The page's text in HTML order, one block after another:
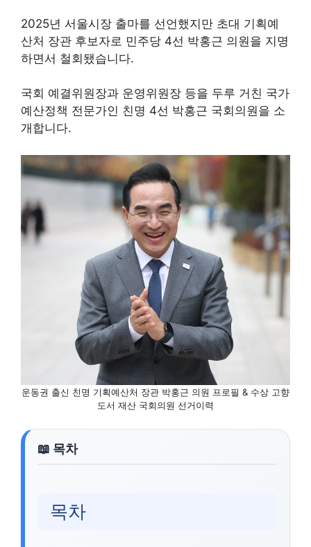
2025년 서울시장 출마를 선언했지만 초대 기획예
산처 장관 후보자로 민주당 4선 박홍근 의원을 지명
하면서 철회됐습니다.
국회 예결위원장과 운영위원장 등을 두루 거친 국가
예산정책 전문가인 친명 4선 박홍근 국회의원을 소
개합니다.
운동권 출신 친명 기획예산처 장관 박홍근 의원 프로필 & 수상 고향
도서 재산 국회의원 선거이력
목차